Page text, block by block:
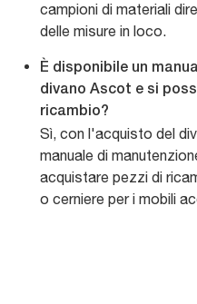
campioni di materiali
delle misure in loco.
È disponibile un
divano Ascot e si
ricambio?
Sì, con l'acquisto del
manuale di
acquistare pezzi di
o cerniere per i mobili